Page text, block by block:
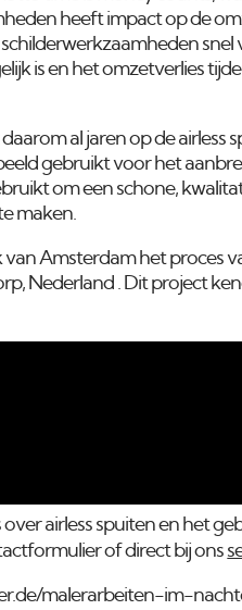
heeft impact op de
snel
is en het omzetverlies
al jaren op de airless
gebruikt voor het
om een ​​schone,
maken.
Amsterdam het proces
Nederland . Dit project
airless spuiten en het
of direct bij ons
malerarbeiten-im-